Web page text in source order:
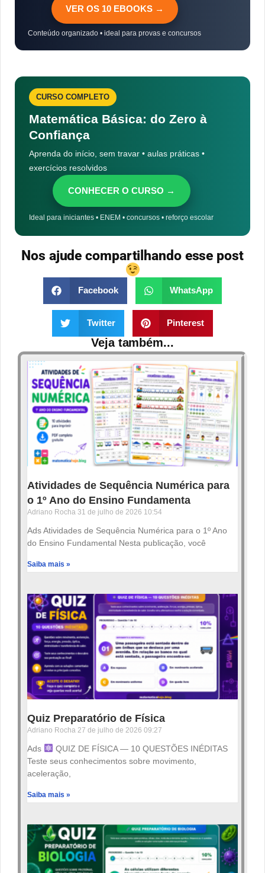
VER OS 10 EBOOKS →
Conteúdo organizado • ideal para provas e concursos
CURSO COMPLETO
Matemática Básica: do Zero à
Confiança
Aprenda do início, sem travar • aulas práticas •
exercícios resolvidos
CONHECER O CURSO →
Ideal para iniciantes • ENEM • concursos • reforço escolar
Nos ajude compartilhando esse post
Facebook WhatsApp
Twitter Pinterest
Veja também...
Atividades de Sequência Numérica para
o 1º Ano do Ensino Fundamenta
Adriano Rocha 31 de julho de 2026 10:54
Ads Atividades de Sequência Numérica para o 1º Ano
do Ensino Fundamental Nesta publicação, você
Saiba mais »
Quiz Preparatório de Física
Adriano Rocha 27 de julho de 2026 09:27
Ads
QUIZ DE FÍSICA — 10 QUESTÕES INÉDITAS
Teste seus conhecimentos sobre movimento,
aceleração,
Saiba mais »